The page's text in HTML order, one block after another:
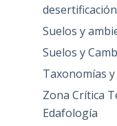
desertificación
Suelos y
Suelos y
Taxonomías
Zona Crítica
Edafología